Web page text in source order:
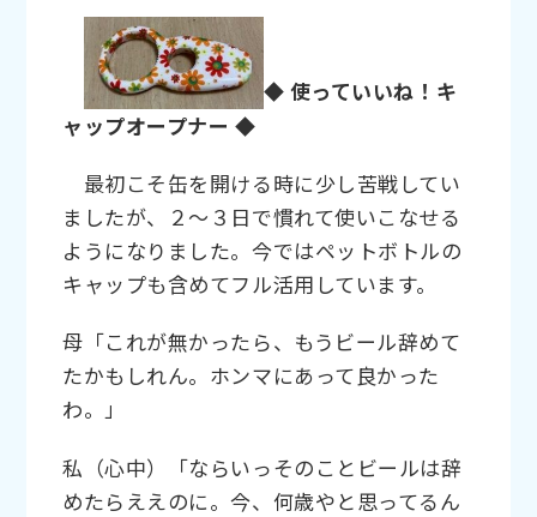
◆ 使っていいね！キ
ャップオープナー ◆
最初こそ缶を開ける時に少し苦戦してい
ましたが、２～３日で慣れて使いこなせる
ようになりました。今ではペットボトルの
キャップも含めてフル活用しています。
母「これが無かったら、もうビール辞めて
たかもしれん。ホンマにあって良かった
わ。」
私（心中）「ならいっそのことビールは辞
めたらええのに。今、何歳やと思ってるん